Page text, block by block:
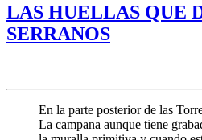
LAS HUELLAS QUE
SERRANOS
En la parte posterior de las
La campana aunque tiene